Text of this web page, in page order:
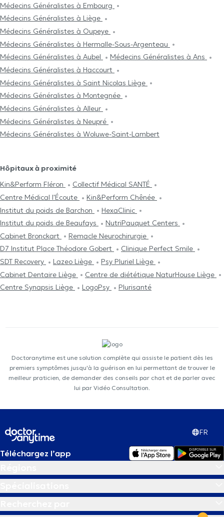
Médecins Généralistes à Embourg
Médecins Généralistes à Liège
Médecins Généralistes à Oupeye
Médecins Généralistes à Hermalle-Sous-Argenteau
Médecins Généralistes à Aubel
Médecins Généralistes à Ans
Médecins Généralistes à Haccourt
Médecins Généralistes à Saint Nicolas Liège
Médecins Généralistes à Montegnée
Médecins Généralistes à Alleur
Médecins Généralistes à Neupré
Médecins Généralistes à Woluwe-Saint-Lambert
Hôpitaux à proximité
Kin&Perform Fléron
Collectif Médical SANTÉ
Centre Médical l'Écoute
Kin&Perform Chênée
Institut du poids de Barchon
HexaClinic
Institut du poids de Beaufays
NutriPauquet Centers
Cabinet Bronckart
Remacle Neurochirurgie
D7 Institut Place Théodore Gobert
Clinique Perfect Smile
SDT Recovery
Lazeo Liège
Psy Pluriel Liège
Cabinet Dentaire Liège
Centre de diététique NaturHouse Liège
Centre Synapsis Liège
LogoPsy Plurisanté
Doctoranytime est une solution complète qui assiste le patient dès les
premiers symptômes jusqu'à la guérison en lui permettant de trouver le
meilleur praticien, de demander des conseils par chat et de parler avec
lui par Vidéo Consultation.
FR
Téléchargez l’app